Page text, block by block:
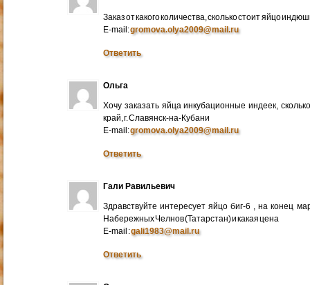
Заказ от какого количества, сколько стоит яйцо
E-mail:gromova.olya2009@mail.ru
Ответить
Ольга
Хочу заказать яйца инкубационные индеек,
край, г. Славянск-на-Кубани
E-mail:gromova.olya2009@mail.ru
Ответить
Гали Равильевич
Здравствуйте интересует яйцо биг-6 , на конец
Набережных Челнов (Татарстан) и какая цена
E-mail :gali1983@mail.ru
Ответить